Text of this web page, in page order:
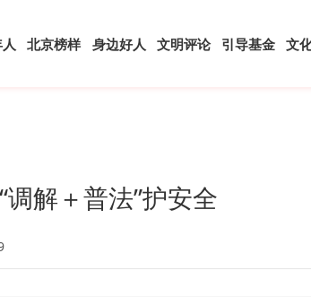
北京榜样 身边好人 文明评论 引导基金 文
解＋普法”护安全